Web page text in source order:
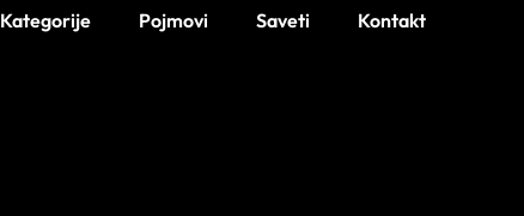
Kategorije Pojmovi Saveti Kontakt